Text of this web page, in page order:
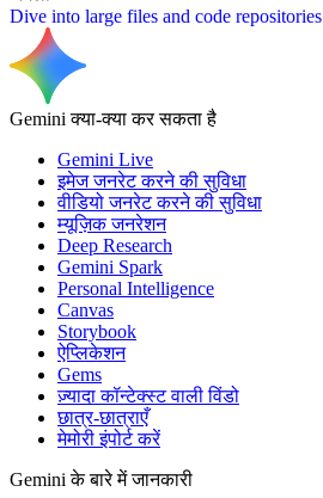
Dive into large files and code repositories
Gemini क्या-क्या कर सकता है
Gemini Live
इमेज जनरेट करने की सुविधा
वीडियो जनरेट करने की सुविधा
म्यूज़िक जनरेशन
Deep Research
Gemini Spark
Personal Intelligence
Canvas
Storybook
ऐप्लिकेशन
Gems
ज़्यादा कॉन्टेक्स्ट वाली विंडो
छात्र-छात्राएँ
मेमोरी इंपोर्ट करें
Gemini के बारे में जानकारी